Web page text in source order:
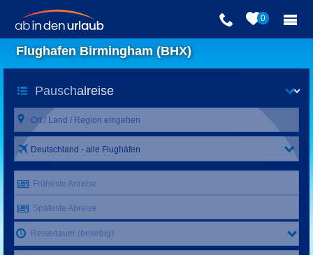
0
Flughafen Birmingham (BHX)
Deutschland - alle Flughäfen
Früheste Anreise
Späteste Abreise
Reisedauer (beliebig)